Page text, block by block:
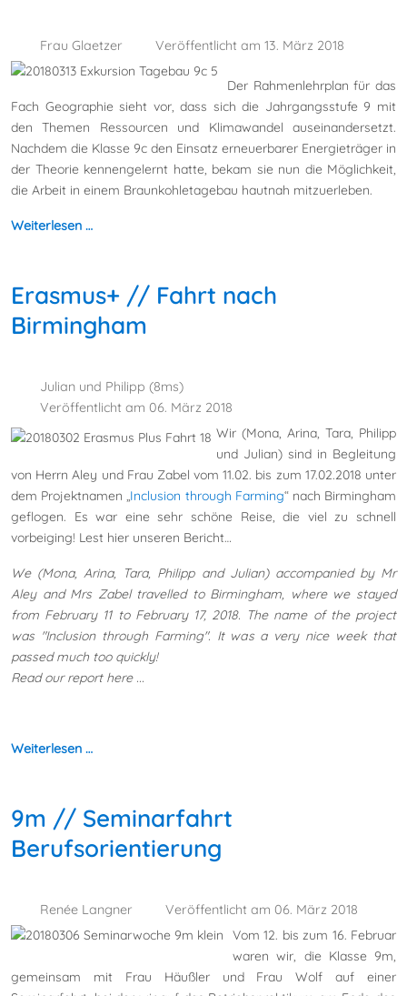
Frau Glaetzer Veröffentlicht am 13. März 2018
Der Rahmenlehrplan für das
Fach Geographie sieht vor, dass sich die Jahrgangsstufe 9 mit
den Themen Ressourcen und Klimawandel auseinandersetzt.
Nachdem die Klasse 9c den Einsatz erneuerbarer Energieträger in
der Theorie kennengelernt hatte, bekam sie nun die Möglichkeit,
die Arbeit in einem Braunkohletagebau hautnah mitzuerleben.
Weiterlesen …
Erasmus+ // Fahrt nach
Birmingham
Julian und Philipp (8ms)
Veröffentlicht am 06. März 2018
Wir (Mona, Arina, Tara, Philipp
und Julian) sind in Begleitung
von Herrn Aley und Frau Zabel vom 11.02. bis zum 17.02.2018 unter
dem Projektnamen „Inclusion through Farming“ nach Birmingham
geflogen. Es war eine sehr schöne Reise, die viel zu schnell
vorbeiging! Lest hier unseren Bericht…
We (Mona, Arina, Tara, Philipp and Julian) accompanied by Mr
Aley and Mrs Zabel travelled to Birmingham, where we stayed
from February 11 to February 17, 2018. The name of the project
was "Inclusion through Farming". It was a very nice week that
passed much too quickly!
Read our report here ...
Weiterlesen …
9m // Seminarfahrt
Berufsorientierung
Renée Langner
Veröffentlicht am 06. März 2018
Vom 12. bis zum 16. Februar
waren wir, die Klasse 9m,
gemeinsam mit Frau Häußler und Frau Wolf auf einer